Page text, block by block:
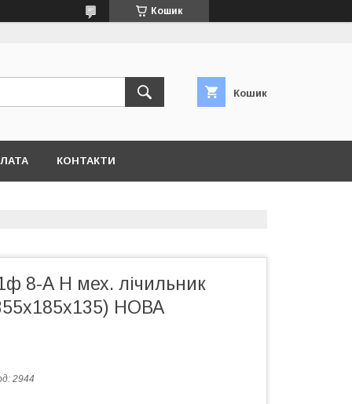
Кошик
Кошик
КОНТАКТИ
8-А Н мех. лічильник
НОВА
2944